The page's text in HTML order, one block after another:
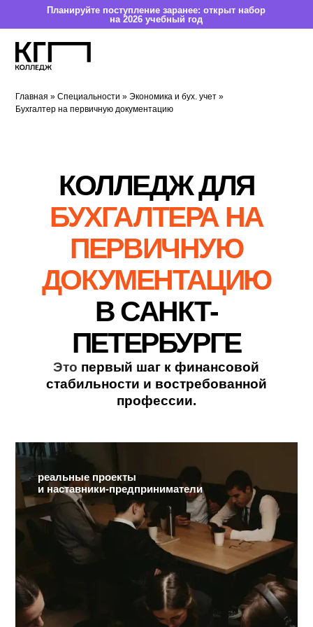
Планируйте поступление заранее: открыт набор
на 2026 учебный год
Главная Специальности Экономика и бух. учет
Бухгалтер на первичную документацию
КОЛЛЕДЖ ДЛЯ
БУХГАЛТЕРА НА
ПЕРВИЧНУЮ
ДОКУМЕНТАЦИЮ
В САНКТ-
ПЕТЕРБУРГЕ
Этопервый шаг к финансовой
стабильности и востребованной
реальные проекты
и наставники-предприниматели